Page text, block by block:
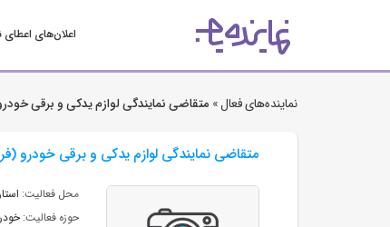
اعلان‌های اعطای
نماینده‌های فعال » متقاضی نمایندگی لوازم یدکی و برقی
متقاضی نمایندگی لوازم یدکی و برقی خودرو
محل فعالیت:
حوزه فعالیت: